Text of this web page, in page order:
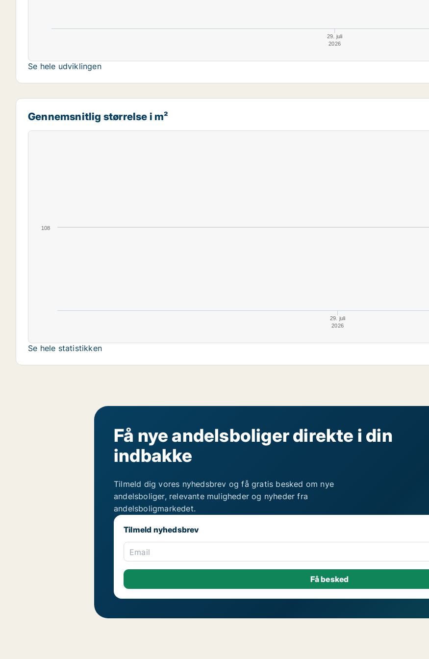
29. juli
2026
Se hele udviklingen
Gennemsnitlig størrelse i m²
29. juli
2026
108
Se hele statistikken
Få nye andelsboliger direkte i din
indbakke
Tilmeld dig vores nyhedsbrev og få gratis besked om nye
andelsboliger, relevante muligheder og nyheder fra
andelsboligmarkedet.
Tilmeld nyhedsbrev
Email